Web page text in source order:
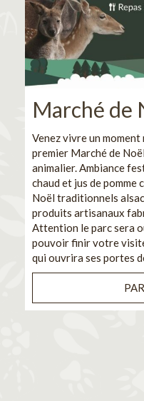
Marché de
Venez vivre un
premier Marché de
animalier. Ambiance
chaud et jus de pomme
Noël traditionnels
produits artisanaux
Attention le parc sera
pouvoir finir votre
qui ouvrira ses portes